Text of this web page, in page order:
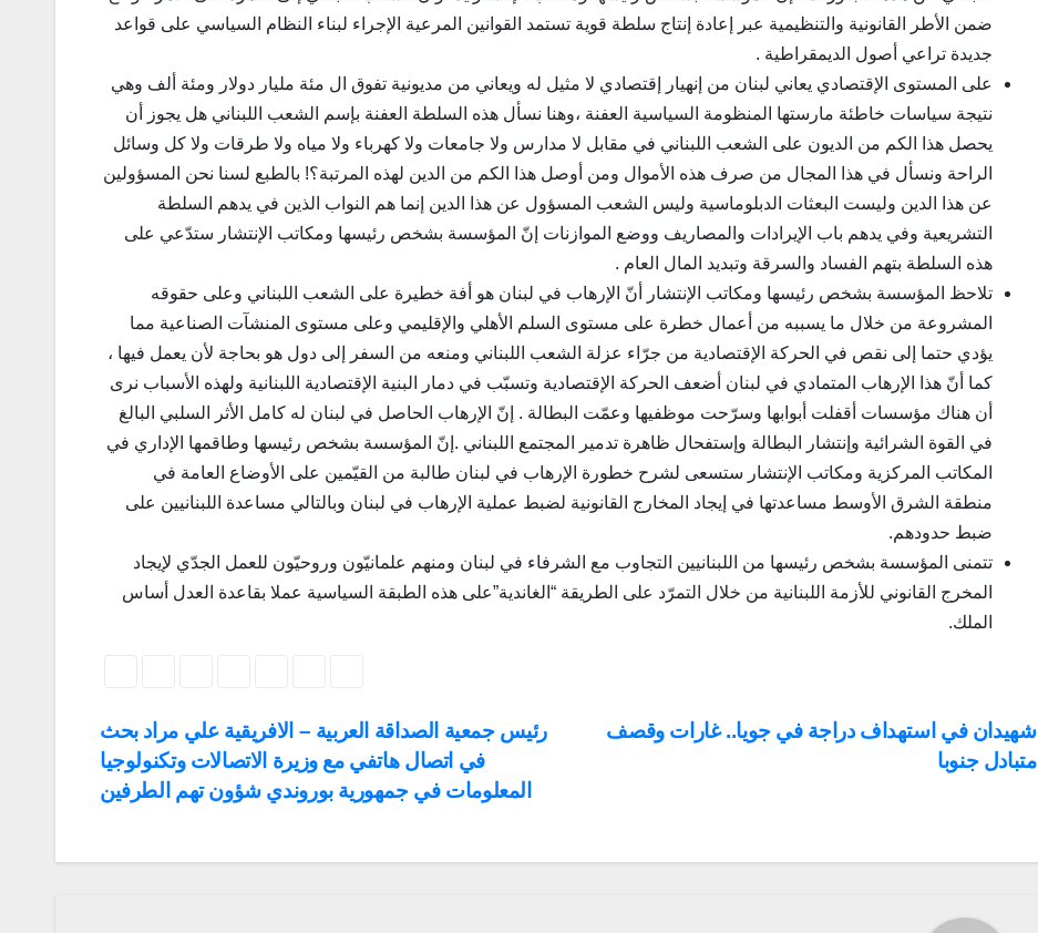
ضمن الأطر القانونية والتنظيمية عبر إعادة إنتاج سلطة قوية تستمد القوانين المرعية الإجراء لبناء النظام السياسي على قواعد
جديدة تراعي أصول الديمقراطية .
على المستوى الإقتصادي يعاني لبنان من إنهيار إقتصادي لا مثيل له ويعاني من مديونية تفوق ال مئة مليار دولار ومئة ألف وهي
نتيجة سياسات خاطئة مارستها المنظومة السياسية العفنة ،وهنا نسأل هذه السلطة العفنة بإسم الشعب اللبناني هل يجوز أن
يحصل هذا الكم من الديون على الشعب اللبناني في مقابل لا مدارس ولا جامعات ولا كهرباء ولا مياه ولا طرقات ولا كل وسائل
الراحة ونسأل في هذا المجال من صرف هذه الأموال ومن أوصل هذا الكم من الدين لهذه المرتبة؟! بالطبع لسنا نحن المسؤولين
عن هذا الدين وليست البعثات الدبلوماسية وليس الشعب المسؤول عن هذا الدين إنما هم النواب الذين في يدهم السلطة
التشريعية وفي يدهم باب الإيرادات والمصاريف ووضع الموازنات إنّ المؤسسة بشخص رئيسها ومكاتب الإنتشار ستدّعي على
هذه السلطة بتهم الفساد والسرقة وتبديد المال العام .
تلاحظ المؤسسة بشخص رئيسها ومكاتب الإنتشار أنّ الإرهاب في لبنان هو أفة خطيرة على الشعب اللبناني وعلى حقوقه
المشروعة من خلال ما يسببه من أعمال خطرة على مستوى السلم الأهلي والإقليمي وعلى مستوى المنشآت الصناعية مما
يؤدي حتما إلى نقص في الحركة الإقتصادية من جرّاء عزلة الشعب اللبناني ومنعه من السفر إلى دول هو بحاجة لأن يعمل فيها ،
كما أنّ هذا الإرهاب المتمادي في لبنان أضعف الحركة الإقتصادية وتسبّب في دمار البنية الإقتصادية اللبنانية ولهذه الأسباب نرى
أن هناك مؤسسات أقفلت أبوابها وسرّحت موظفيها وعمّت البطالة . إنّ الإرهاب الحاصل في لبنان له كامل الأثر السلبي البالغ
في القوة الشرائية وإنتشار البطالة وإستفحال ظاهرة تدمير المجتمع اللبناني .إنّ المؤسسة بشخص رئيسها وطاقمها الإداري في
المكاتب المركزية ومكاتب الإنتشار ستسعى لشرح خطورة الإرهاب في لبنان طالبة من القيّمين على الأوضاع العامة في
منطقة الشرق الأوسط مساعدتها في إيجاد المخارج القانونية لضبط عملية الإرهاب في لبنان وبالتالي مساعدة اللبنانيين على
ضبط حدودهم.
تتمنى المؤسسة بشخص رئيسها من اللبنانيين التجاوب مع الشرفاء في لبنان ومنهم علمانيّون وروحيّون للعمل الجدّي لإيجاد
المخرج القانوني للأزمة اللبنانية من خلال التمرّد على الطريقة “الغاندية”على هذه الطبقة السياسية عملا بقاعدة العدل أساس
الملك.
Post
navigation
رئيس جمعية الصداقة العربية – الافريقية علي مراد بحث
في اتصال هاتفي مع وزيرة الاتصالات وتكنولوجيا
المعلومات في جمهورية بوروندي شؤون تهم الطرفين
شهيدان في استهداف دراجة في جويا.. غارات وقصف
متبادل جنوبا